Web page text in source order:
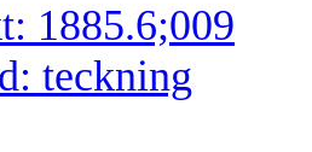
1885.6;009
teckning